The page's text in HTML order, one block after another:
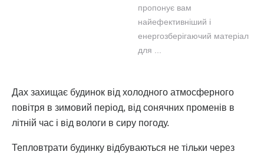
пропонує вам
найефективніший і
енергозберігаючий матеріал
для ...
Дах захищає будинок від холодного атмосферного
повітря в зимовий період, від сонячних променів в
літній час і від вологи в сиру погоду.
Тепловтрати будинку відбуваються не тільки через